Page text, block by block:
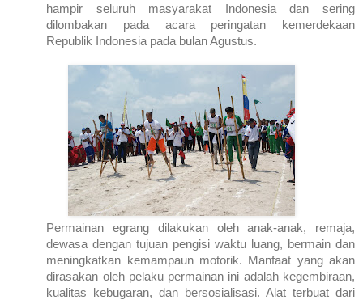
hampir seluruh masyarakat Indonesiadan sering
dilombakan pada acara peringatan kemerdekaan
Republik Indonesia pada bulan Agustus.
Permainan egrang dilakukan oleh anak-anak, remaja,
dewasa dengan tujuan pengisi waktu luang, bermain dan
meningkatkan kemampaun motorik. Manfaat yang akan
dirasakan oleh pelaku permainan ini adalah kegembiraan,
kualitas kebugaran, dan bersosialisasi. Alat terbuat dari